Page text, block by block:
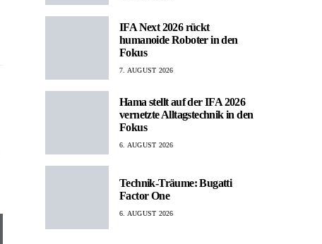
IFA Next 2026 rückt
humanoide Roboter in den
Fokus
7. AUGUST 2026
Hama stellt auf der IFA 2026
vernetzte Alltagstechnik in den
Fokus
6. AUGUST 2026
Technik-Träume: Bugatti
Factor One
6. AUGUST 2026